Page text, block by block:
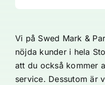
Vi på Swed Mark &
nöjda kunder i hela
att du också kommer
service. Dessutom är